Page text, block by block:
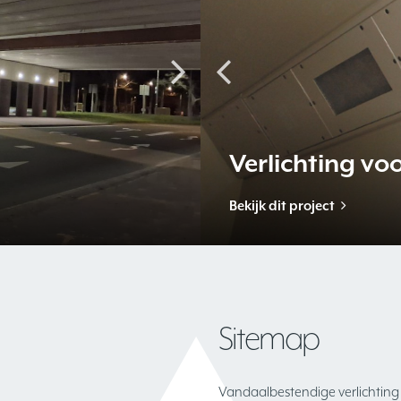
Exclusief
Bekijk dit project
Bekijk dit project
Sitemap
Vandaalbestendige verlichting